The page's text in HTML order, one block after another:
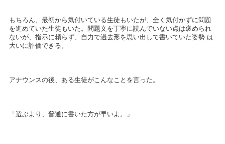
もちろん、最初から気付いている生徒もいたが、全く気付かずに問題
を進めていた生徒もいた。問題文を丁寧に読んでいない点は褒められ
ないが、指示に頼らず、自力で過去形を思い出して書いていた姿勢 は
大いに評価できる。
アナウンスの後、ある生徒がこんなことを言った。
「選ぶより、普通に書いた方が早いよ。」